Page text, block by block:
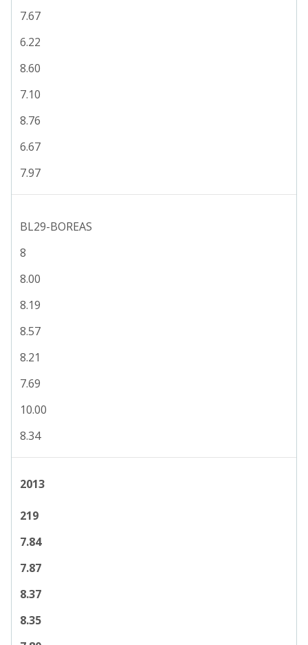
7.67
6.22
8.60
7.10
8.76
6.67
7.97
BL29-BOREAS
8
8.00
8.19
8.57
8.21
7.69
10.00
8.34
2013
219
7.84
7.87
8.37
8.35